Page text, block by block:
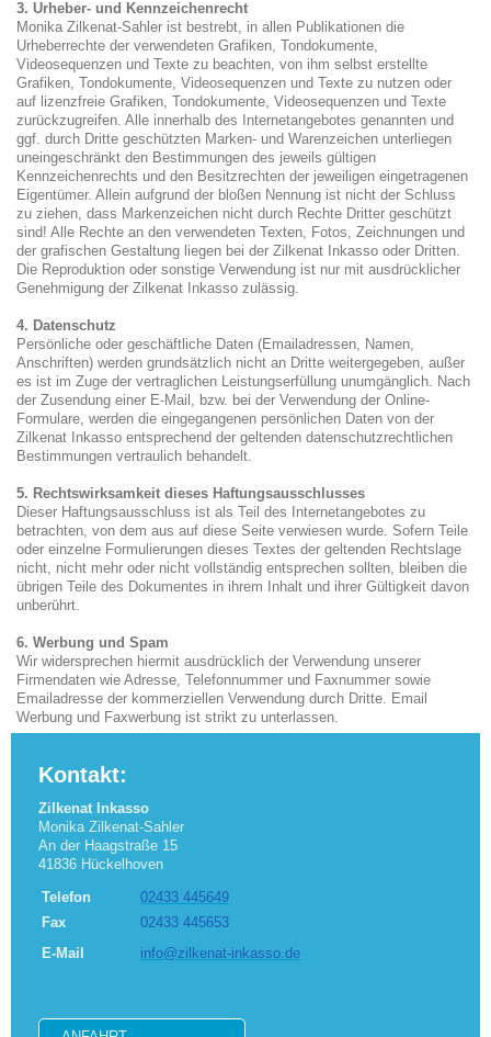
3. Urheber- und Kennzeichenrecht
Monika Zilkenat-Sahler ist bestrebt, in allen Publikationen die
Urheberrechte der verwendeten Grafiken, Tondokumente,
Videosequenzen und Texte zu beachten, von ihm selbst erstellte
Grafiken, Tondokumente, Videosequenzen und Texte zu nutzen oder
auf lizenzfreie Grafiken, Tondokumente, Videosequenzen und Texte
zurückzugreifen. Alle innerhalb des Internetangebotes genannten und
ggf. durch Dritte geschützten Marken- und Warenzeichen unterliegen
uneingeschränkt den Bestimmungen des jeweils gültigen
Kennzeichenrechts und den Besitzrechten der jeweiligen eingetragenen
Eigentümer. Allein aufgrund der bloßen Nennung ist nicht der Schluss
zu ziehen, dass Markenzeichen nicht durch Rechte Dritter geschützt
sind! Alle Rechte an den verwendeten Texten, Fotos, Zeichnungen und
der grafischen Gestaltung liegen bei der Zilkenat Inkasso oder Dritten.
Die Reproduktion oder sonstige Verwendung ist nur mit ausdrücklicher
Genehmigung der Zilkenat Inkasso zulässig.
4. Datenschutz
Persönliche oder geschäftliche Daten (Emailadressen, Namen,
Anschriften) werden grundsätzlich nicht an Dritte weitergegeben, außer
es ist im Zuge der vertraglichen Leistungserfüllung unumgänglich. Nach
der Zusendung einer E-Mail, bzw. bei der Verwendung der Online-
Formulare, werden die eingegangenen persönlichen Daten von der
Zilkenat Inkasso entsprechend der geltenden datenschutzrechtlichen
Bestimmungen vertraulich behandelt.
5. Rechtswirksamkeit dieses Haftungsausschlusses
Dieser Haftungsausschluss ist als Teil des Internetangebotes zu
betrachten, von dem aus auf diese Seite verwiesen wurde. Sofern Teile
oder einzelne Formulierungen dieses Textes der geltenden Rechtslage
nicht, nicht mehr oder nicht vollständig entsprechen sollten, bleiben die
übrigen Teile des Dokumentes in ihrem Inhalt und ihrer Gültigkeit davon
unberührt.
6. Werbung und Spam
Wir widersprechen hiermit ausdrücklich der Verwendung unserer
Firmendaten wie Adresse, Telefonnummer und Faxnummer sowie
Emailadresse der kommerziellen Verwendung durch Dritte. Email
Werbung und Faxwerbung ist strikt zu unterlassen.
Kontakt:
Zilkenat Inkasso
Monika Zilkenat-Sahler
An der Haagstraße 15
41836 Hückelhoven
Telefon
02433 445649
Fax
02433 445653
E-Mail info@zilkenat-inkasso.de